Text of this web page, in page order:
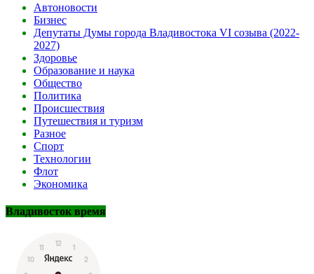
Автоновости
Бизнес
Депутаты Думы города Владивостока VI созыва (2022-
2027)
Здоровье
Образование и наука
Общество
Политика
Происшествия
Путешествия и туризм
Разное
Спорт
Технологии
Флот
Экономика
Владивосток время